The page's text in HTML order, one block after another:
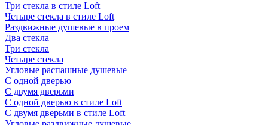
Три стекла в стиле Loft
Четыре стекла в стиле Loft
Раздвижные душевые в проем
Два стекла
Три стекла
Четыре стекла
Угловые распашные душевые
С одной дверью
С двумя дверьми
С одной дверью в стиле Loft
С двумя дверьми в стиле Loft